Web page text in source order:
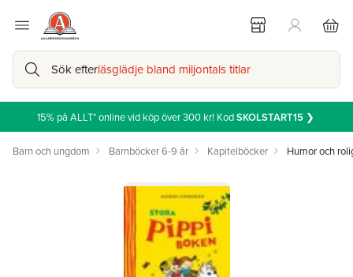
Sök efterläsglädje bland miljontals titlar
15% på ALLT* online vid köp över 300 kr! KodSKOLSTART15❯
Barn och ungdom Barnböcker 6-9 år Kapitelböcker Humor och